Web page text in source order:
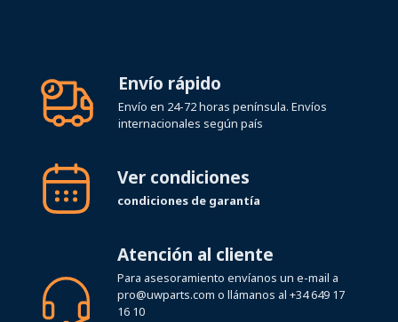
Envío rápido
Envío en 24-72 horas península. Envíos
internacionales según país
Ver condiciones
condiciones de garantía
Atención al cliente
Para asesoramiento envíanos un e-mail a
pro@uwparts.com o llámanos al +34 649 17
16 10